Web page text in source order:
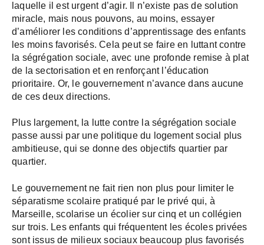
laquelle il est urgent d’agir. Il n’existe pas de solution
miracle, mais nous pouvons, au moins, essayer
d’améliorer les conditions d’apprentissage des enfants
les moins favorisés. Cela peut se faire en luttant contre
la ségrégation sociale, avec une profonde remise à plat
de la sectorisation et en renforçant l’éducation
prioritaire. Or, le gouvernement n’avance dans aucune
de ces deux directions.
Plus largement, la lutte contre la ségrégation sociale
passe aussi par une politique du logement social plus
ambitieuse, qui se donne des objectifs quartier par
quartier.
Le gouvernement ne fait rien non plus pour limiter le
séparatisme scolaire pratiqué par le privé qui, à
Marseille, scolarise un écolier sur cinq et un collégien
sur trois. Les enfants qui fréquentent les écoles privées
sont issus de milieux sociaux beaucoup plus favorisés